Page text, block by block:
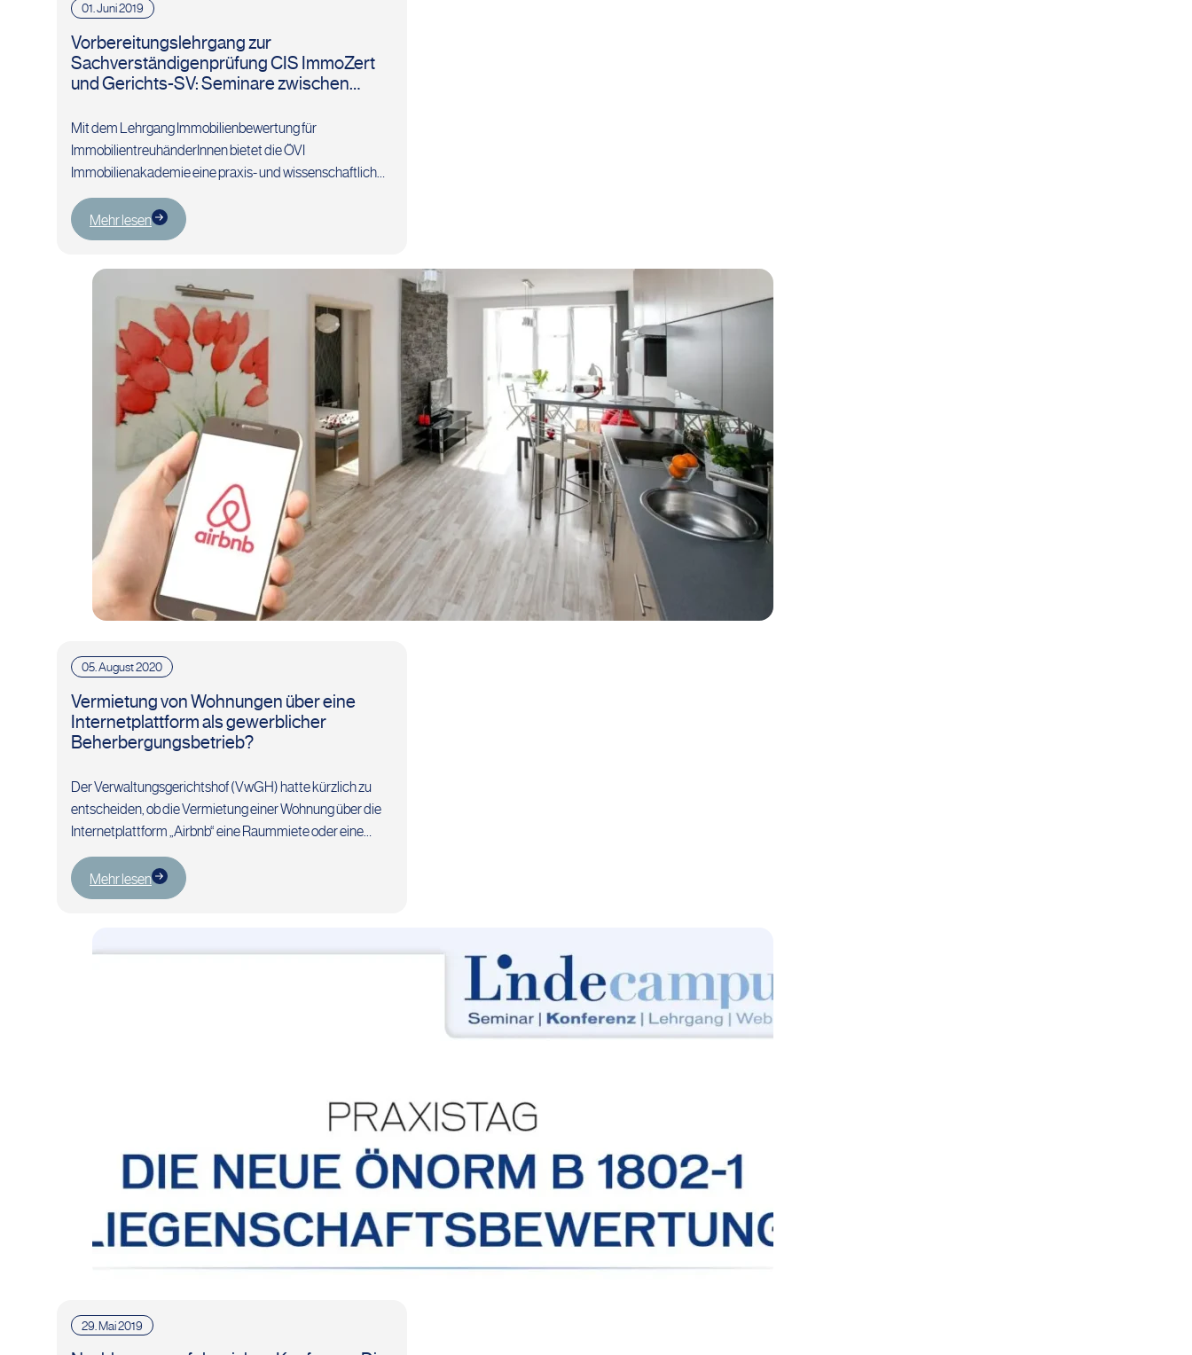
01. Juni 2019
Vorbereitungslehrgang zur
Sachverständigenprüfung CIS ImmoZert
und Gerichts-SV: Seminare zwischen
Immobilienakademie, Seminarort: Wien
Mit dem Lehrgang Immobilienbewertung für
ImmobilientreuhänderInnen bietet die ÖVI
Immobilienakademie eine praxis- und wissenschaftlich
orientierte Ausbildung und Vorbereitung zur
Sachverständigenprüfung an, die in dieser Form…
Mehr lesen
05. August 2020
Vermietung von Wohnungen über eine
Internetplattform als gewerblicher
Beherbergungsbetrieb?
Der Verwaltungsgerichtshof (VwGH) hatte kürzlich zu
entscheiden, ob die Vermietung einer Wohnung über die
Internetplattform „Airbnb“ eine Raummiete oder eine
Beherbergung im Sinne des Gewerberechts…
Mehr lesen
29. Mai 2019